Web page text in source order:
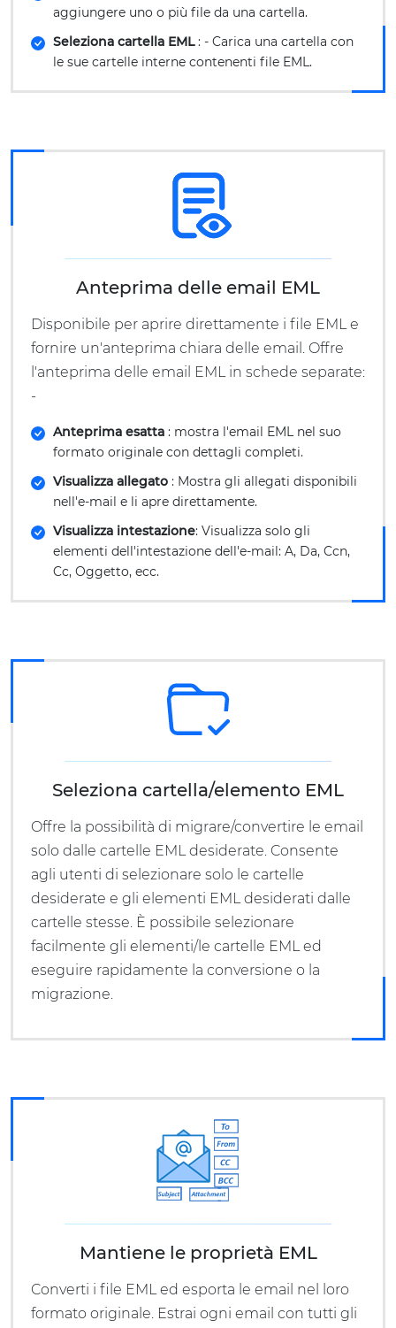
aggiungere uno o più file da una cartella.
Seleziona cartella EML: - Carica una cartella con
le sue cartelle interne contenenti file EML.
Anteprima delle email EML
Disponibile per aprire direttamente i file EML e
fornire un'anteprima chiara delle email. Offre
l'anteprima delle email EML in schede separate:
-
Anteprima esatta : mostra l'email EML nel suo
formato originale con dettagli completi.
Visualizza allegato : Mostra gli allegati disponibili
nell'e-mail e li apre direttamente.
Visualizza intestazione: Visualizza solo gli
elementi dell'intestazione dell'e-mail: A, Da, Ccn,
Cc, Oggetto, ecc.
Seleziona cartella/elemento EML
Offre la possibilità di migrare/convertire le email
solo dalle cartelle EML desiderate. Consente
agli utenti di selezionare solo le cartelle
desiderate e gli elementi EML desiderati dalle
cartelle stesse. È possibile selezionare
facilmente gli elementi/le cartelle EML ed
eseguire rapidamente la conversione o la
migrazione.
Mantiene le proprietà EML
Converti i file EML ed esporta le email nel loro
formato originale. Estrai ogni email con tutti gli